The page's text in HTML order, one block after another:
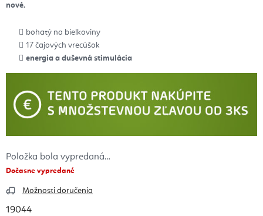
nové.
bohatý na bielkoviny
17 čajových vrecúšok
energia a duševná stimulácia
Položka bola vypredaná…
Dočasne vypredané
Možnosti doručenia
19044